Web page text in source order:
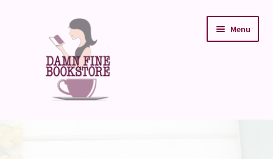
navigation
contenu
Menu